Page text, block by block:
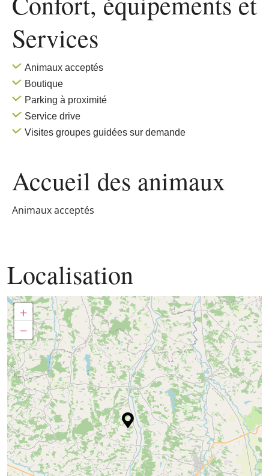
Services
Animaux acceptés
Boutique
Parking à proximité
Service drive
Visites groupes guidées sur demande
Accueil des animaux
Animaux acceptés
Localisation
+
−